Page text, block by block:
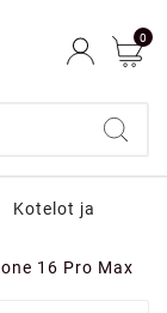
0
Kotelot ja
16 Pro Max